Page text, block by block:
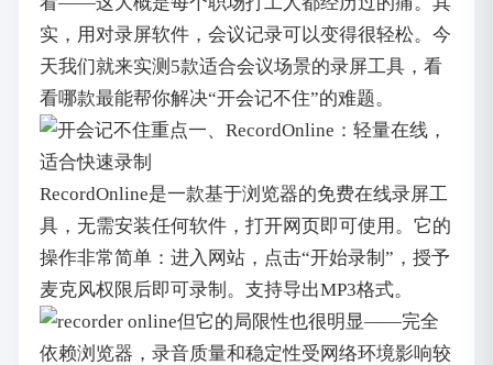
实，用对录屏软件，会议记录可以变得很轻松。今
天我们就来实测5款适合会议场景的录屏工具，看
看哪款最能帮你解决“开会记不住”的难题。
一、RecordOnline：轻量在线，
适合快速录制
RecordOnline是一款基于浏览器的免费在线录屏工
具，无需安装任何软件，打开网页即可使用。它的
操作非常简单：进入网站，点击“开始录制”，授予
麦克风权限后即可录制。支持导出MP3格式。
但它的局限性也很明显——完全
依赖浏览器，录音质量和稳定性受网络环境影响较